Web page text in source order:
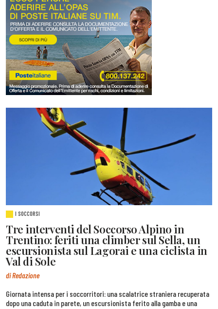
I SOCCORSI
Tre interventi del Soccorso Alpino in
Trentino: feriti una climber sul Sella, un
escursionista sul Lagorai e una ciclista in
Val di Sole
di Redazione
Giornata intensa per i soccorritori: una scalatrice straniera recuperata
dopo una caduta in parete, un escursionista ferito alla gamba e una